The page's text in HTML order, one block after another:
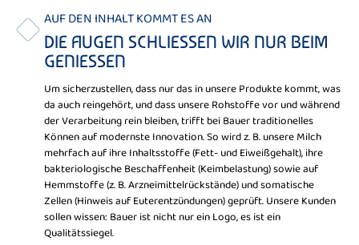
AUF DEN INHALT KOMMT ES AN
DIE AUGEN SCHLIESSEN WIR NUR BEIM
GENIESSEN
Um sicherzustellen, dass nur das in unsere Produkte kommt, was
da auch reingehört, und dass unsere Rohstoffe vor und während
der Verarbeitung rein bleiben, trifft bei Bauer traditionelles
Können auf modernste Innovation. So wird z. B. unsere Milch
mehrfach auf ihre Inhaltsstoffe (Fett- und Eiweißgehalt), ihre
bakteriologische Beschaffenheit (Keimbelastung) sowie auf
Hemmstoffe (z. B. Arzneimittelrückstände) und somatische
Zellen (Hinweis auf Euterentzündungen) geprüft. Unsere Kunden
sollen wissen: Bauer ist nicht nur ein Logo, es ist ein
Qualitätssiegel.